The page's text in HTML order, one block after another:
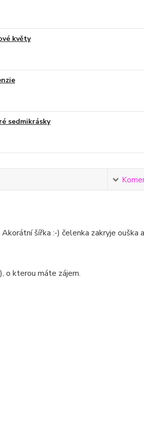
květy
sedmikrásky
šířka :-) čelenka zakryje ouška
o kterou máte zájem.